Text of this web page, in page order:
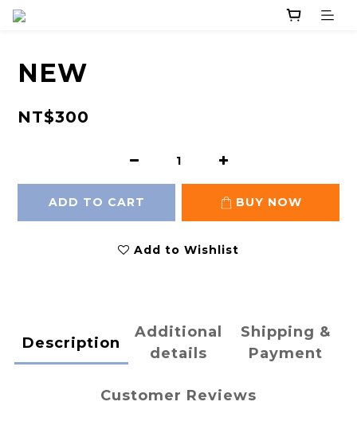
NEW
NT$300
ADD TO CART BUY NOW
Add to Wishlist
Description
Additional
details
Shipping &
Payment
Customer Reviews